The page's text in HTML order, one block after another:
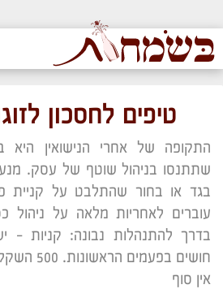
טיפים לחסכון
התקופה של אחרי הנישואין
שתתנסו בניהול שוטף של עסק.
בגד או בחור שהתלבט על קניית
עוברים לאחריות מלאה על ניהול
בדרך להתנהלות נבונה: קניות –
חושים
אין סוף